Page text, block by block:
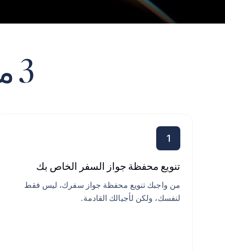
3 معتقدات
1
تنويع محفظة جواز السفر الخاص بك
من واجبك تنويع محفظة جواز سفرك، ليس فقط
لنفسك، ولكن لأجيالك القادمة.